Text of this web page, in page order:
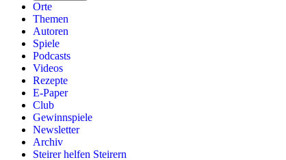
Orte
Themen
Autoren
Spiele
Podcasts
Videos
Rezepte
E-Paper
Club
Gewinnspiele
Newsletter
Archiv
Steirer helfen Steirern